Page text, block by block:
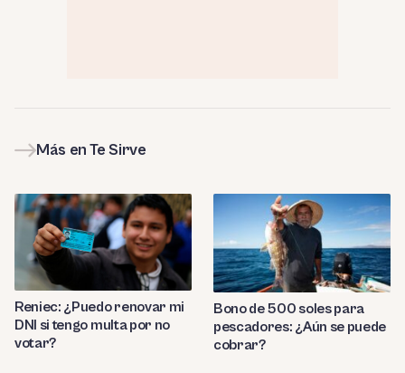
Más en Te Sirve
Reniec: ¿Puedo renovar mi
DNI si tengo multa por no
votar?
Bono de 500 soles para
pescadores: ¿Aún se puede
cobrar?